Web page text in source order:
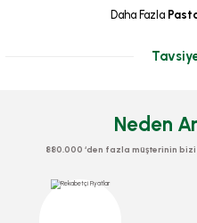
Daha Fazla
Neden
880.000 ‘den fazla müşterinin